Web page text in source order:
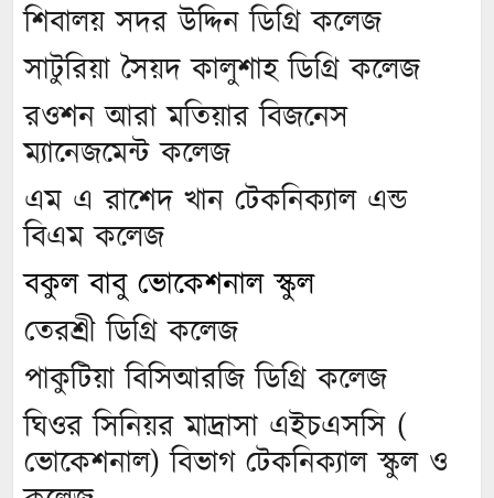
শিবালয় সদর উদ্দিন ডিগ্রি কলেজ
সাটুরিয়া সৈয়দ কালুশাহ ডিগ্রি কলেজ
রওশন আরা মতিয়ার বিজনেস
ম্যানেজমেন্ট কলেজ
এম এ রাশেদ খান টেকনিক্যাল এন্ড
বিএম কলেজ
বকুল বাবু ভোকেশনাল স্কুল
তেরশ্রী ডিগ্রি কলেজ
পাকুটিয়া বিসিআরজি ডিগ্রি কলেজ
ঘিওর সিনিয়র মাদ্রাসা এইচএসসি (
ভোকেশনাল) বিভাগ টেকনিক্যাল স্কুল ও